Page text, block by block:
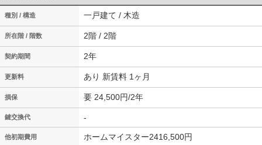
種別 / 構造 一戸建て / 木造
所在階 / 階数 2階 / 2階
契約期間 2年
更新料 あり 新賃料 1ヶ月
損保 要 24,500円/2年
鍵交換代 -
他初期費用 ホームマイスター2416,500円